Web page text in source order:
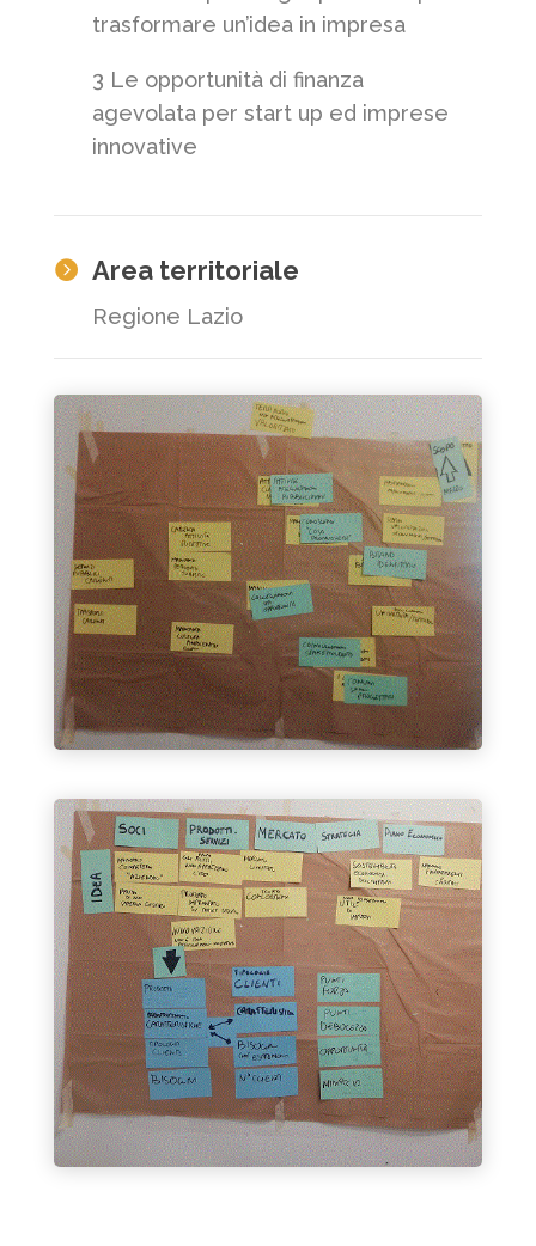
trasformare un’idea in impresa
3 Le opportunità di finanza
agevolata per start up ed imprese
innovative
 Area territoriale
Regione Lazio